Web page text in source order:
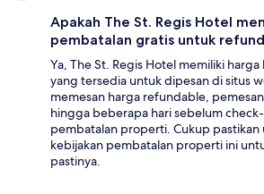
Apakah The St. Regis Hotel
pembatalan gratis untuk
Ya, The St. Regis Hotel memiliki
yang tersedia untuk dipesan di situs
memesan harga refundable,
hingga beberapa hari sebelum
pembatalan properti. Cukup pastikan
kebijakan pembatalan properti ini
pastinya.